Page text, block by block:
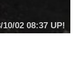
10/02 08:37 UP!